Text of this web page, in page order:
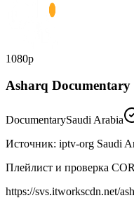
1080p
Asharq Documentary
DocumentarySaudi Arabia
Источник: iptv-org Saudi
Плейлист и проверка
https://svs.itworkscdn.net/